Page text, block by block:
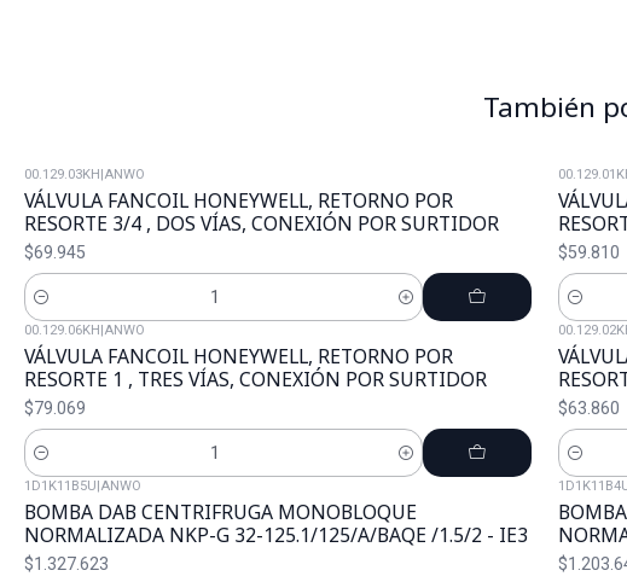
También
00.129.03KH|ANWO
VÁLVULA FANCOIL HONEYWELL, RETORNO POR
RESORTE 3/4 , DOS VÍAS, CONEXIÓN POR SURTIDOR
$69.945
Cantidad
$59.810
Cantidad
00.129.06KH|ANWO
VÁLVULA FANCOIL HONEYWELL, RETORNO POR
RESORTE 1 , TRES VÍAS, CONEXIÓN POR SURTIDOR
$79.069
Cantidad
$63.860
Cantidad
1D1K11B5U|ANWO
BOMBA DAB CENTRIFRUGA MONOBLOQUE
NORMALIZADA NKP-G 32-125.1/125/A/BAQE /1.5/2 - IE3
$1.327.623